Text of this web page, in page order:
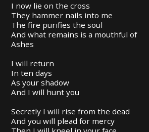
I now lie on the cross
They hammer nails into me
The fire purifies the soul
And what remains is a mouthful of
Ashes
I will return
In ten days
As your shadow
And I will hunt you
Secretly I will rise from the dead
And you will plead for mercy